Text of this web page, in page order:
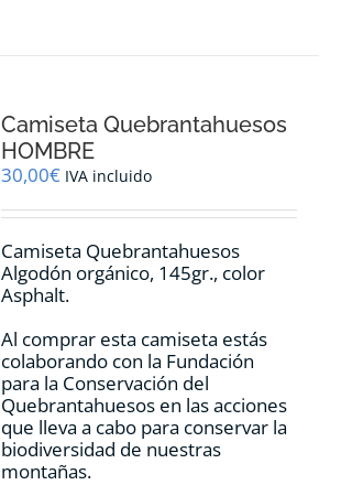
se
elegir
la
de
producto
Camiseta Quebrantahuesos
HOMBRE
30,00€ IVA incluido
Camiseta Quebrantahuesos
Algodón orgánico, 145gr., color
Asphalt.
Al comprar esta camiseta estás
colaborando con la Fundación
para la Conservación del
Quebrantahuesos en las acciones
que lleva a cabo para conservar la
biodiversidad de nuestras
montañas.